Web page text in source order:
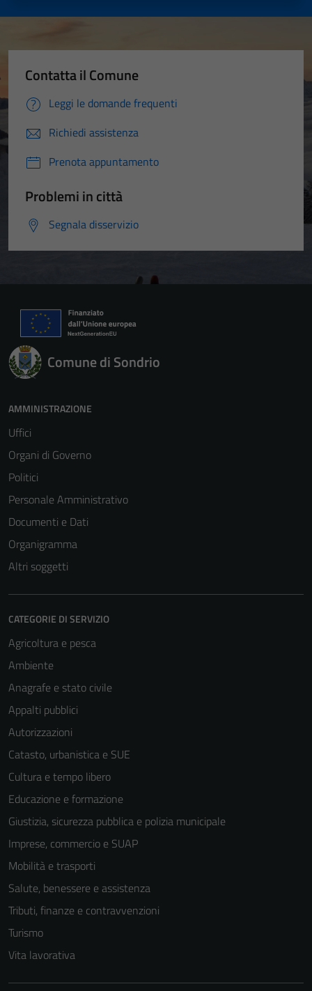
Contatta il Comune
Leggi le domande frequenti
Richiedi assistenza
Prenota appuntamento
Problemi in città
Segnala disservizio
Comune di Sondrio
AMMINISTRAZIONE
Uffici
Organi di Governo
Politici
Personale Amministrativo
Documenti e Dati
Organigramma
Altri soggetti
CATEGORIE DI SERVIZIO
Agricoltura e pesca
Ambiente
Anagrafe e stato civile
Appalti pubblici
Autorizzazioni
Catasto, urbanistica e SUE
Cultura e tempo libero
Educazione e formazione
Giustizia, sicurezza pubblica e polizia municipale
Imprese, commercio e SUAP
Mobilità e trasporti
Salute, benessere e assistenza
Tributi, finanze e contravvenzioni
Turismo
Vita lavorativa